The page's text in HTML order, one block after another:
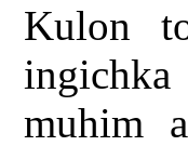
Kulon
muhim